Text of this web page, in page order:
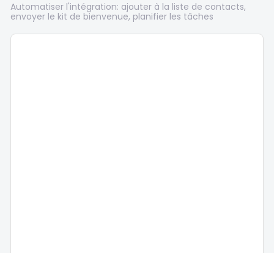
Automatiser l'intégration: ajouter à la liste de contacts,
envoyer le kit de bienvenue, planifier les tâches